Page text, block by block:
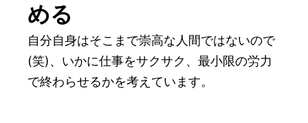
める
自分自身はそこまで崇高な人間ではないので
(笑)、いかに仕事をサクサク、最小限の労力
で終わらせるかを考えています。